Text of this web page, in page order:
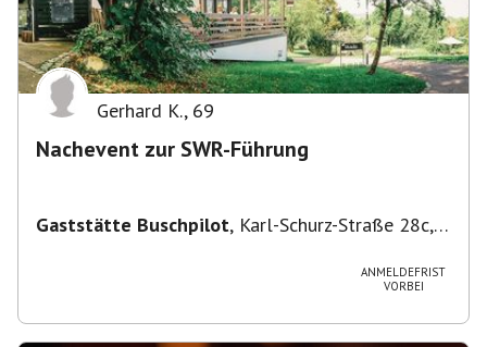
Gerhard K., 69
Nachevent zur SWR-Führung
Gaststätte Buschpilot, Karl-Schurz-Straße 28c,
ANMELDEFRIST
VORBEI